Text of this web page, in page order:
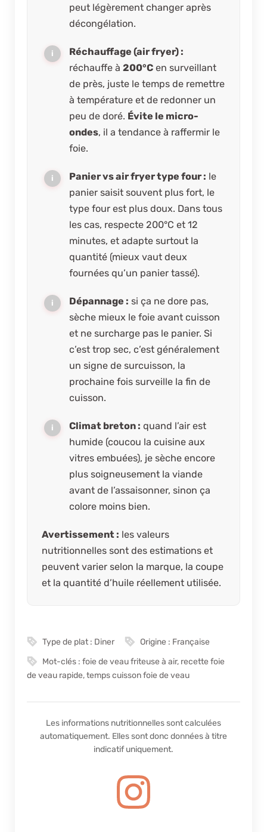
peut légèrement changer après
décongélation.
Réchauffage (air fryer) :
réchauffe à 200°C en surveillant
de près, juste le temps de remettre
à température et de redonner un
peu de doré. Évite le micro-
ondes, il a tendance à raffermir le
foie.
Panier vs air fryer type four : le
panier saisit souvent plus fort, le
type four est plus doux. Dans tous
les cas, respecte 200°C et 12
minutes, et adapte surtout la
quantité (mieux vaut deux
fournées qu’un panier tassé).
Dépannage : si ça ne dore pas,
sèche mieux le foie avant cuisson
et ne surcharge pas le panier. Si
c’est trop sec, c’est généralement
un signe de surcuisson, la
prochaine fois surveille la fin de
cuisson.
Climat breton : quand l’air est
humide (coucou la cuisine aux
vitres embuées), je sèche encore
plus soigneusement la viande
avant de l’assaisonner, sinon ça
colore moins bien.
Avertissement : les valeurs
nutritionnelles sont des estimations et
peuvent varier selon la marque, la coupe
et la quantité d’huile réellement utilisée.
Type de plat : Diner Origine : Française
Mot-clés :foie de veau friteuse à air, recette foie
de veau rapide, temps cuisson foie de veau
Les informations nutritionnelles sont calculées
automatiquement. Elles sont donc données à titre
indicatif uniquement.